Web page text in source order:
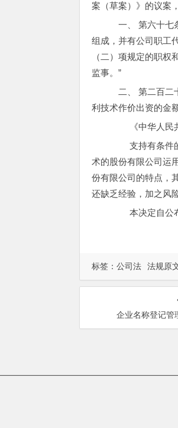
案（草案）》的议案
一、 第六十七
组成，并有公司职工
（二）项规定的职权
监事。”
二、 第二百二
利技术作价出资的金
《中华人民共
支持有条件的
术的股份有限公司运
份有限公司的特点，
还缺乏经验，加之风
本决定自公布
标签：公司法 法规原
企业名称登记管